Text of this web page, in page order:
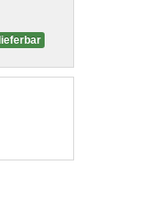
lieferbar